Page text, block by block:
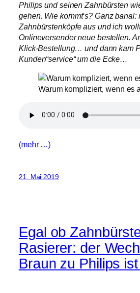
Philips und seinen Zahnbürsten
gehen. Wie kommt’s? Ganz banal:
Zahnbürstenköpfe aus und ich
Onlineversender neue bestellen.
Klick-Bestellung… und dann kam
Kunden“service“ um die Ecke…
Warum kompliziert, wenn es
(mehr …)
21. Mai 2019
Egal ob
Rasierer: der
Braun zu Philips